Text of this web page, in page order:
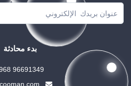
بدء محادثة
96691349